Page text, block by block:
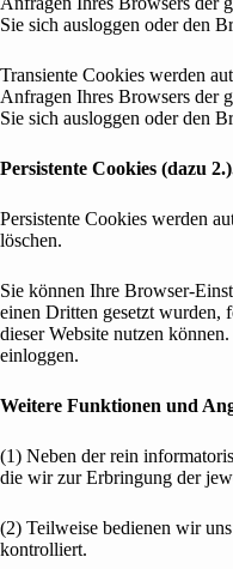
Sie sich ausloggen oder den
Transiente Cookies werden
Anfragen Ihres Browsers der
Sie sich ausloggen oder den
Persistente Cookies (dazu
Persistente Cookies werden
löschen.
Sie können Ihre Browser-
einen Dritten gesetzt wurden,
dieser Website nutzen
einloggen.
Weitere Funktionen und
(1) Neben der rein
die wir zur Erbringung der
(2) Teilweise bedienen wir
kontrolliert.